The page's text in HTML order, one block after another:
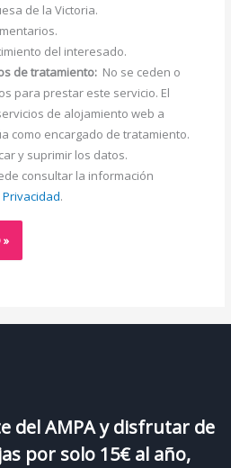
de la Victoria.
del interesado.
de tratamiento:No se ceden o
para prestar este servicio. El
de alojamiento web a
como encargado de tratamiento.
y suprimir los datos.
consultar la información
.
del AMPA y disfrutar de
por solo 15€ al año,